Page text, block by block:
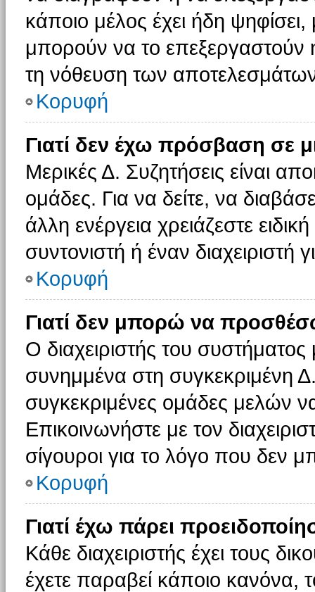
κάποιο μέλος έχει ήδη ψηφίσει,
μπορούν να το επεξεργαστούν
τη νόθευση των
Κορυφή
Γιατί δεν έχω πρόσβαση σε
Μερικές Δ. Συζητήσεις είναι
ομάδες. Για να δείτε, να
άλλη ενέργεια χρειάζεστε
συντονιστή ή έναν διαχειριστή
Κορυφή
Γιατί δεν μπορώ να
Ο διαχειριστής του
συνημμένα στη συγκεκριμένη
συγκεκριμένες ομάδες μελών
Επικοινωνήστε με τον
σίγουροι για το λόγο που δεν
Κορυφή
Γιατί έχω πάρει
Κάθε διαχειριστής έχει τους
έχετε παραβεί κάποιο κανόνα,